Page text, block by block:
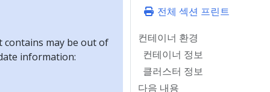
전체 섹션 프린트
컨테이너 환경
컨테이너 정보
클러스터 정보
다음 내용
may be out of
information: